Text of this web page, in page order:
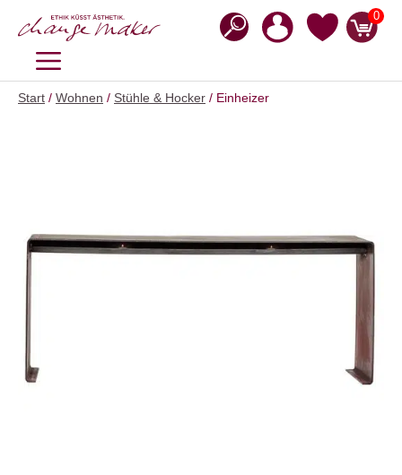
Inhalt
0
MENÜ
Start / Wohnen / Stühle & Hocker / Einheizer